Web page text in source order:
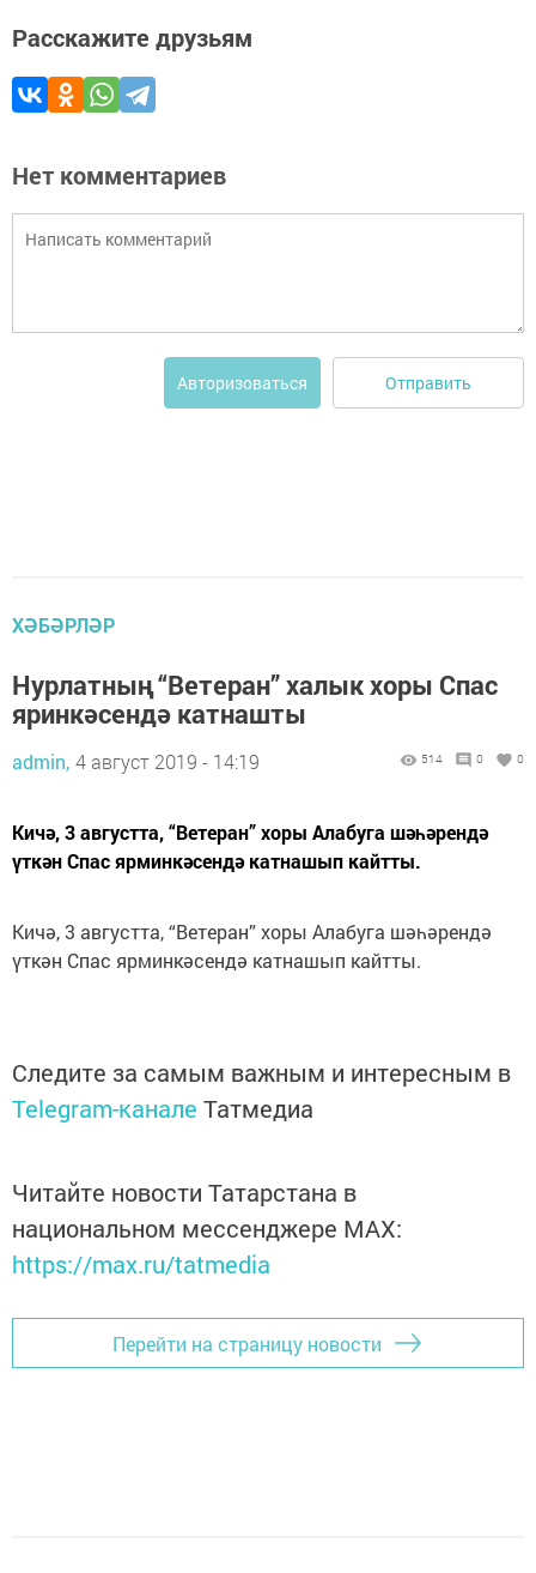
Расскажите друзьям
Нет комментариев
Авторизоваться Отправить
ХӘБӘРЛӘР
Нурлатның “Ветеран” халык хоры Спас
яринкәсендә катнашты
admin, 4 август 2019 - 14:19 514 0 0
Кичә, 3 августта, “Ветеран” хоры Алабуга шәһәрендә
үткән Спас ярминкәсендә катнашып кайтты.
Кичә, 3 августта, “Ветеран” хоры Алабуга шәһәрендә
үткән Спас ярминкәсендә катнашып кайтты.
Следите за самым важным и интересным в
Telegram-канале Татмедиа
Читайте новости Татарстана в
национальном мессенджере MАХ:
https://max.ru/tatmedia
Перейти на страницу новости